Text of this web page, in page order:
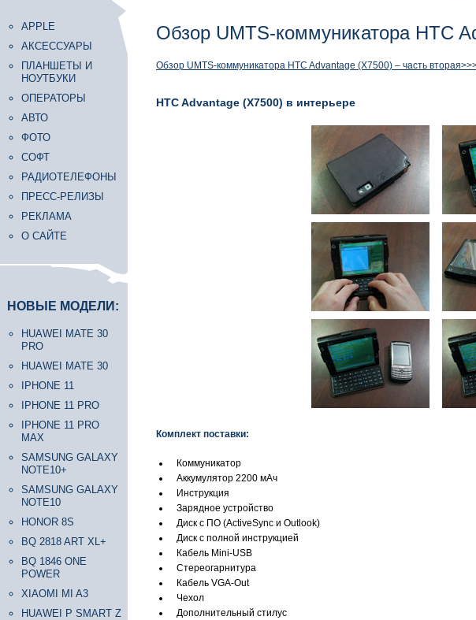
APPLE
АКСЕССУАРЫ
ПЛАНШЕТЫ И
НОУТБУКИ
ОПЕРАТОРЫ
АВТО
ФОТО
СОФТ
РАДИОТЕЛЕФОНЫ
ПРЕСС-РЕЛИЗЫ
РЕКЛАМА
О САЙТЕ
НОВЫЕ МОДЕЛИ:
HUAWEI MATE 30
PRO
HUAWEI MATE 30
IPHONE 11
IPHONE 11 PRO
IPHONE 11 PRO
MAX
SAMSUNG GALAXY
NOTE10+
SAMSUNG GALAXY
NOTE10
HONOR 8S
BQ 2818 ART XL+
BQ 1846 ONE
POWER
XIAOMI MI A3
HUAWEI P SMART Z
Обзор UMTS-коммуникатора HTC
Обзор UMTS-коммуникатора HTC Advantage (X7500) – часть
HTC Advantage (X7500) в интерьере
Комплект поставки:
Коммуникатор
Аккумулятор 2200 мАч
Инструкция
Зарядное устройство
Диск с ПО (ActiveSync и Outlook)
Диск с полной инструкцией
Кабель Mini-USB
Стереогарнитура
Кабель VGA-Out
Чехол
Дополнительный стилус